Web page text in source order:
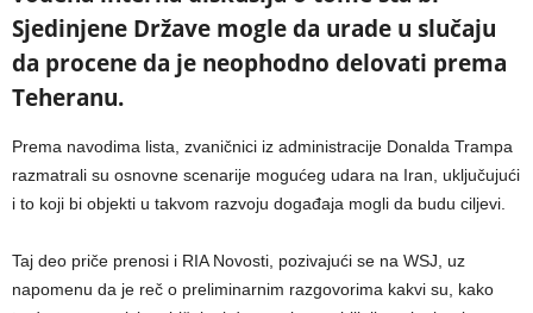
Sjedinjene Države mogle da urade u slučaju
da procene da je neophodno delovati prema
Teheranu.
Prema navodima lista, zvaničnici iz administracije Donalda Trampa
razmatrali su osnovne scenarije mogućeg udara na Iran, uključujući
i to koji bi objekti u takvom razvoju događaja mogli da budu ciljevi.
Taj deo priče prenosi i RIA Novosti, pozivajući se na WSJ, uz
napomenu da je reč o preliminarnim razgovorima kakvi su, kako